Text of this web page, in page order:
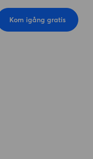
Kom igång gratis